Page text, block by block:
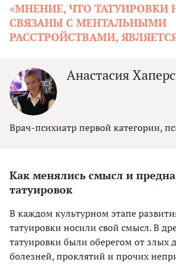
«МНЕНИЕ, ЧТО
СВЯЗАНЫ С МЕНТАЛЬНЫМИ
РАССТРОЙСТВАМИ,
Анастасия
Врач-психиатр первой категории,
Как менялись смысл и
татуировок
В каждом культурном этапе
татуировки носили свой смысл. В
татуировки были оберегом от злых
болезней, проклятий и прочих